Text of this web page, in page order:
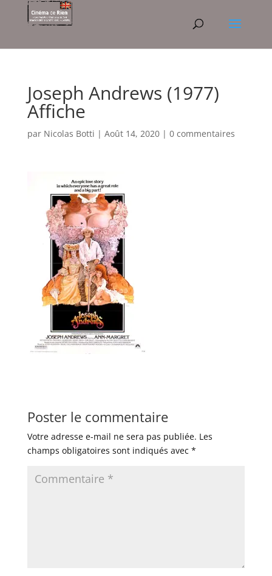
Joseph Andrews (1977)
Affiche
par Nicolas Botti | Août 14, 2020| 0 commentaires
Poster le commentaire
Votre adresse e-mail ne sera pas publiée. Les
champs obligatoires sont indiqués avec *